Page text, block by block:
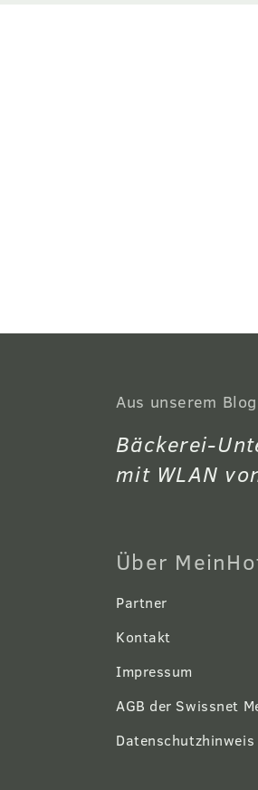
Aus unserem Blog
Bäckerei-
mit WLAN
Über
Partner
Kontakt
Impressum
AGB der Swissnet
Datenschutzhinweis